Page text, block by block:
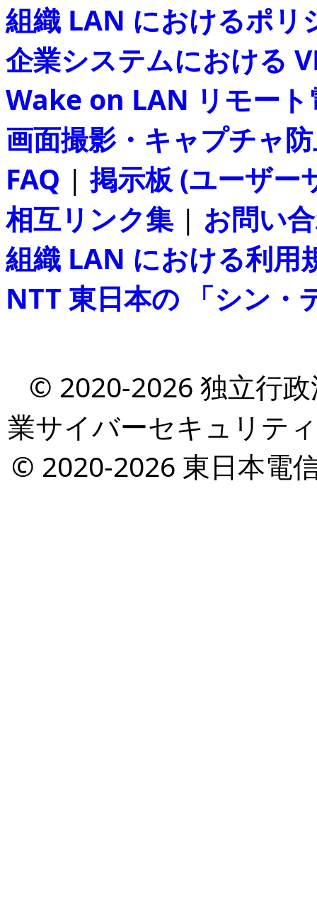
組織 LAN におけるポリ
企業システムにおける
Wake on LAN リモート
画面撮影・キャプチャ
FAQ |掲示板 (ユーザー
相互リンク集 | お問い
組織 LAN における利用
NTT 東日本の 「シン・
© 2020-2026 独立行
業サイバーセキュリテ
© 2020-2026 東日本電